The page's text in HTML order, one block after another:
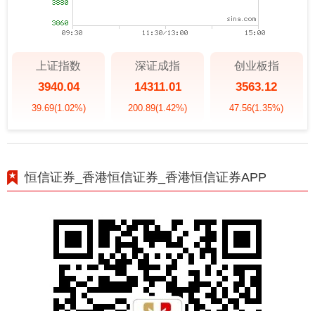
上证指数
3940.04
39.69(1.02%)
深证成指
14311.01
200.89(1.42%)
创业板指
3563.12
47.56(1.35%)
恒信证券_香港恒信证券_香港恒信证券APP